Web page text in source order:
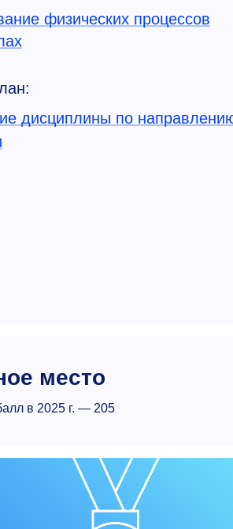
физических процессов
дисциплины по
место
в 2025 г. — 205